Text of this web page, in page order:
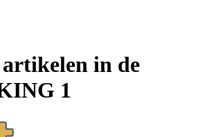
in de
1